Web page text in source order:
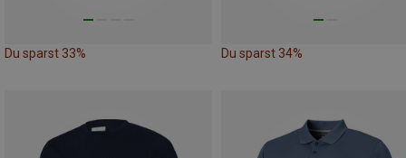
Du sparst 33% Du sparst 34%